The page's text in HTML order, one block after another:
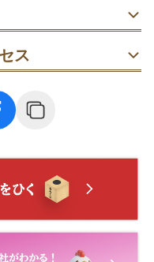
願の神事が行われま
、午前中が落ち着き
るため最新発表の確認
が増える時期。夕方は
間の参拝が過ごしやす
なら平日の午前が狙い
。絵馬の購入は自販機
に。
5分。住宅街で駐車場は
な環境なので会話は
前で深呼吸→自販機
→本殿前で祈念→絵馬掛
混雑時は簡潔にまと
が気になる場合は先に
ス